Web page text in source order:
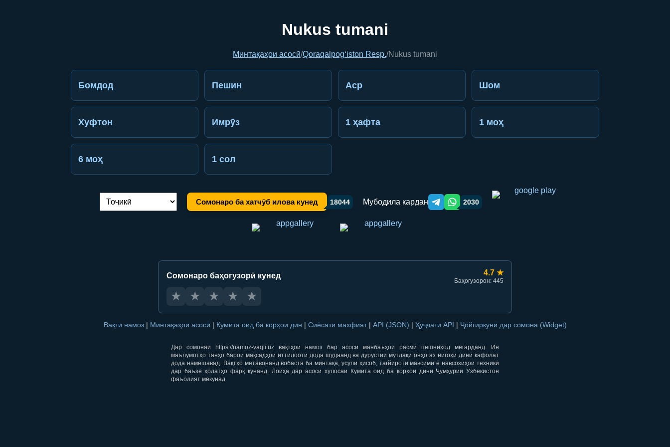
Nukus tumani
Минтақаҳои асосӣ/Qoraqalpog‘iston Resp./Nukus tumani
Бомдод Пешин Аср Шом
Хуфтон Имрӯз 1 ҳафта 1 моҳ
6 моҳ 1 сол
Иваз кардани забон: Сомонаро ба хатчӯб илова кунед 18044 Мубодила кардан Telegram orqali ulashish
WhatsApp orqali ulashish
2030
Сомонаро баҳогузорӣ кунед 4.7 ★
Баҳогузорон: 445
★ ★ ★ ★ ★
Вақти намоз | Минтақаҳои асосӣ | Кумита оид ба корҳои дин | Сиёсати махфият | API (JSON) | Ҳуҷҷати API | Ҷойгиркунӣ дар сомона (Widget)
Дар сомонаи https://namoz-vaqti.uz вақтҳои намоз бар асоси манбаъҳои расмӣ пешниҳод мегарданд. Ин
маълумотҳо танҳо барои мақсадҳои иттилоотӣ дода шудаанд ва дурустии мутлақи онҳо аз нигоҳи динӣ кафолат
дода намешавад. Вақтҳо метавонанд вобаста ба минтақа, усули ҳисоб, тағйироти мавсимӣ ё навсозиҳои техникӣ
дар баъзе ҳолатҳо фарқ кунанд. Лоиҳа дар асоси хулосаи Кумита оид ба корҳои дини Ҷумҳурии Ӯзбекистон
фаъолият мекунад.